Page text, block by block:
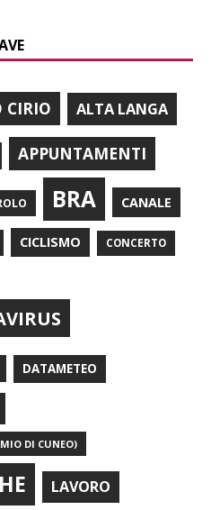
CIRIO ALTA LANGA
APPUNTAMENTI
BRA CANALE
CICLISMO CONCERTO
DATAMETEO
DI CUNEO)
LAVORO